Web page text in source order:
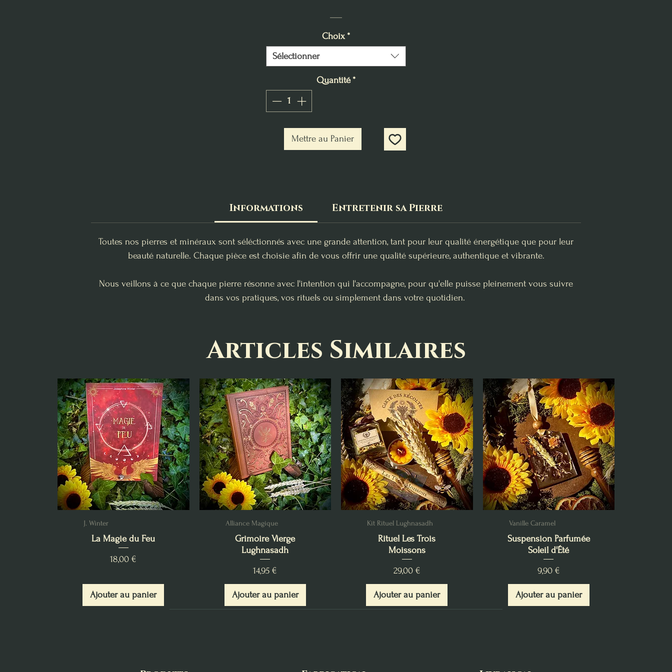
Choix*
Sélectionner
Quantité*
Mettre au Panier
Informations Entretenir sa Pierre
Toutes nos pierres et minéraux sont séléctionnés avec une grande attention, tant pour leur qualité énergétique que pour leur
beauté naturelle. Chaque pièce est choisie afin de vous offrir une qualité supérieure, authentique et vibrante.
Nous veillons à ce que chaque pierre résonne avec l'intention qui l'accompagne, pour qu'elle puisse pleinement vous suivre
dans vos pratiques, vos rituels ou simplement dans votre quotidien.
Articles Similaires
J. Winter
La Magie du Feu
Prix
18,00 €
Ajouter au panier
Alliance Magique
Grimoire Vierge
Lughnasadh
Prix
14,95 €
Ajouter au panier
Kit Rituel Lughnasadh
Rituel Les Trois
Moissons
Prix
29,00 €
Ajouter au panier
Vanille Caramel
Suspension Parfumée
Soleil d'Été
Prix
9,90 €
Ajouter au panier